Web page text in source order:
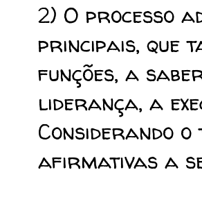
2) O processo
principais, que
funções, a
liderança, a
Considerando
afirmativas a